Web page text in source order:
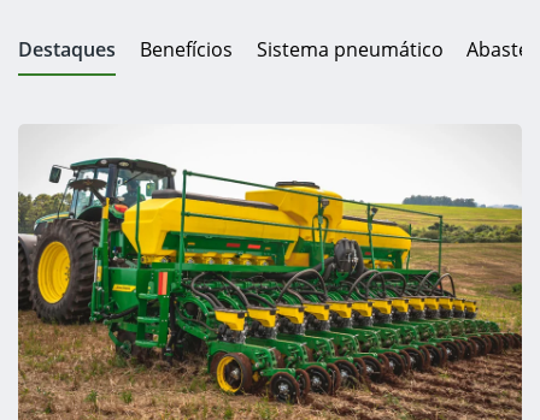
Destaques Benefícios Sistema pneumático